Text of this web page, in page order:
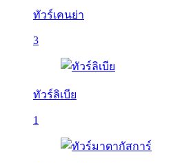
ทัวร์เคนย่า
3
ทัวร์ลิเบีย
1